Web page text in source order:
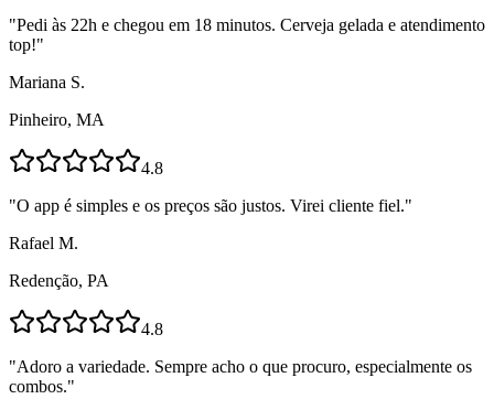
"Pedi às 22h e chegou em 18 minutos. Cerveja gelada e atendimento
top!"
Mariana S.
Pinheiro, MA
4.8
"O app é simples e os preços são justos. Virei cliente fiel."
Rafael M.
Redenção, PA
4.8
"Adoro a variedade. Sempre acho o que procuro, especialmente os
combos."